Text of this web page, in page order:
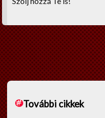
További cikkek